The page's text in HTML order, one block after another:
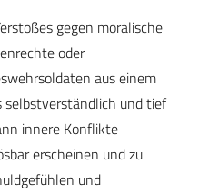
gegen moralische
oder
aus einem
und tief
innere Konflikte
erscheinen und zu
und